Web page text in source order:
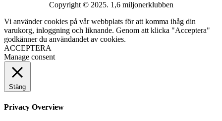
Copyright © 2025. 1,6 miljonerklubben
Vi använder cookies på vår webbplats för att komma ihåg din
varukorg, inloggning och liknande. Genom att klicka "Acceptera"
godkänner du användandet av cookies.
ACCEPTERA
Manage consent
Stäng
Privacy Overview